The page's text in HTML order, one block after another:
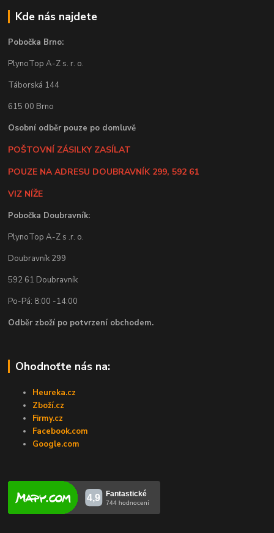
Kde nás najdete
Pobočka Brno:
PlynoTop A-Z s. r. o.
Táborská 144
615 00 Brno
Osobní odběr pouze po domluvě
POŠTOVNÍ ZÁSILKY ZASÍLAT
POUZE NA ADRESU DOUBRAVNÍK 299, 592 61
VIZ NÍŽE
Pobočka Doubravník:
PlynoTop A-Z s .r. o.
Doubravník 299
592 61 Doubravník
Po-Pá: 8:00 -14:00
Odběr zboží po potvrzení obchodem.
Ohodnoťte nás na:
Heureka.cz
Zboží.cz
Firmy.cz
Facebook.com
Google.com